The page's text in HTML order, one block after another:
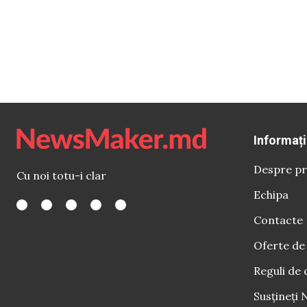
Cu noi totu-i clar
Despre
Echipa
Contacte
Oferte
Reguli de
Susțineți